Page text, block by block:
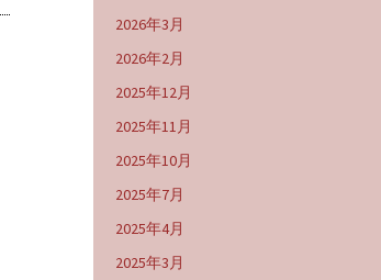
2026年3月
2026年2月
2025年12月
2025年11月
2025年10月
2025年7月
2025年4月
2025年3月